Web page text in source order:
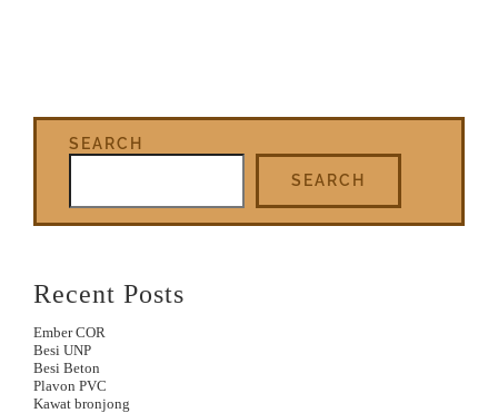
SEARCH
SEARCH
Recent Posts
Ember COR
Besi UNP
Besi Beton
Plavon PVC
Kawat bronjong